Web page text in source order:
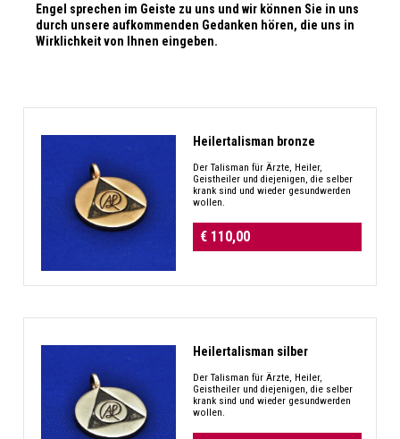
Engel sprechen im Geiste zu uns und wir können Sie in uns
durch unsere aufkommenden Gedanken hören, die uns in
Wirklichkeit von Ihnen eingeben.
Heilertalisman bronze
Der Talisman für Ärzte, Heiler,
Geistheiler und diejenigen, die selber
krank sind und wieder gesundwerden
wollen.
€ 110,00
Heilertalisman silber
Der Talisman für Ärzte, Heiler,
Geistheiler und diejenigen, die selber
krank sind und wieder gesundwerden
wollen.